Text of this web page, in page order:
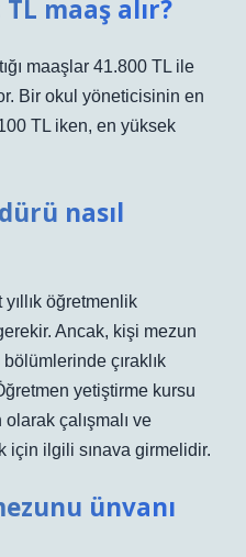
maaş alır?
maaşlar 41.800 TL ile
Bir okul yöneticisinin en
TL iken, en yüksek
nasıl
öğretmenlik
Ancak, kişi mezun
çıraklık
yetiştirme kursu
çalışmalı ve
için ilgili sınava girmelidir.
ünvanı